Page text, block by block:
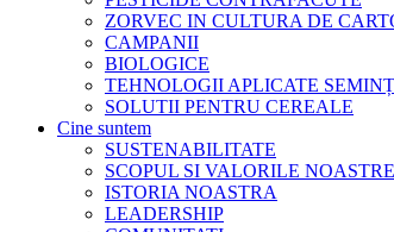
ZORVEC IN CULTURA DE
CAMPANII
BIOLOGICE
TEHNOLOGII APLICATE
SOLUTII PENTRU CEREALE
Cine suntem
SUSTENABILITATE
SCOPUL SI VALORILE NOASTRE
ISTORIA NOASTRA
LEADERSHIP